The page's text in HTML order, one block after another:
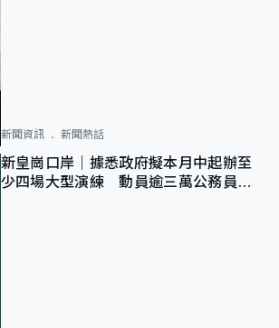
新聞資訊 新聞熱話
新皇崗口岸｜據悉政府擬本月中起辦至
少四場大型演練 動員逾三萬公務員人